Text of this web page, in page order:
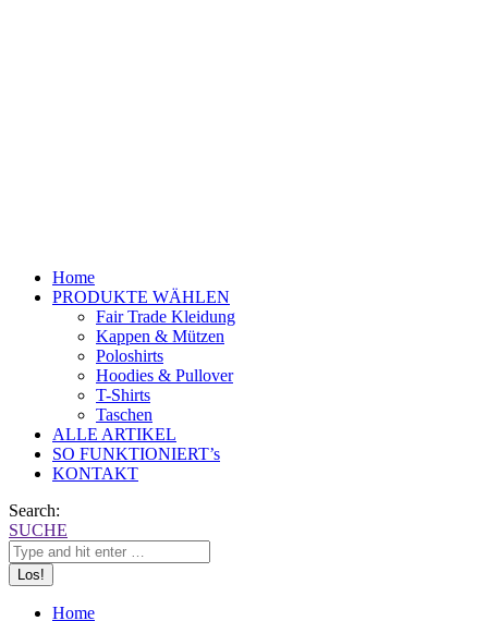
Home
PRODUKTE WÄHLEN
Fair Trade Kleidung
Kappen & Mützen
Poloshirts
Hoodies & Pullover
T-Shirts
Taschen
ALLE ARTIKEL
SO FUNKTIONIERT’s
KONTAKT
Search:
SUCHE
Home